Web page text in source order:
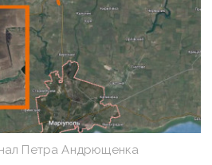
Петра Андрющенка